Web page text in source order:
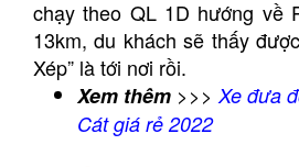
chạy theo QL 1D hướng về
13km, du khách sẽ thấy
Xép” là tới nơi rồi.
Xem thêm >>> Xe đưa
Cát giá rẻ 2022